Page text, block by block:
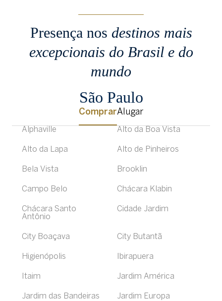
Presença nos destinos mais
excepcionais do Brasil e do
mundo
São Paulo
ComprarAlugar
Alphaville Alto da Boa Vista
Alto da Lapa Alto de Pinheiros
Bela Vista Brooklin
Campo Belo Chácara Klabin
Chácara Santo
Antônio
Cidade Jardim
City Boaçava City Butantã
Higienópolis Ibirapuera
Itaim Jardim América
Jardim das Bandeiras Jardim Europa